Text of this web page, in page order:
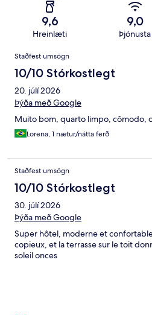
9,6
Hreinlæti
9,0
Þjónusta
Umsagnir
Staðfest umsögn
10/10 Stórkostlegt
20. júlí 2026
Þýða með Google
Muito bom, quarto limpo, cômodo,
Lorena, 1 nætur/nátta ferð
Staðfest umsögn
10/10 Stórkostlegt
30. júlí 2026
Þýða með Google
Super hôtel, moderne et
copieux, et la terrasse sur le toit
soleil onces